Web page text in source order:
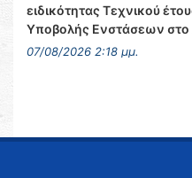
ειδικότητας Τεχνικού
Υποβολής Ενστάσεων
07/08/2026 2:18 μμ.